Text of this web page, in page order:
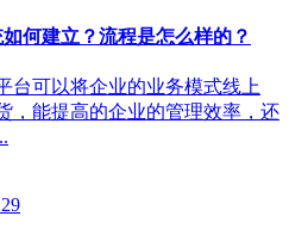
何建立？流程是怎么样的？
台可以将企业的业务模式线上
，能提高的企业的管理效率，还